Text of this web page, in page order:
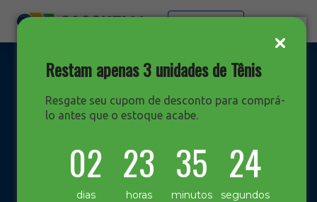
Restam apenas 3 unidades de Tênis
Resgate seu cupom de desconto para comprá-
lo antes que o estoque acabe.
02
dias
23
horas
35
minutos
24
segundos
Blog Sacchelli